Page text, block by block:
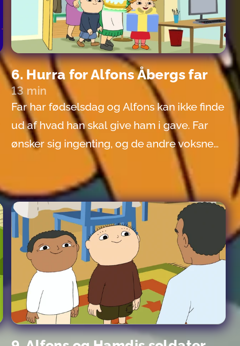
6. Hurra for Alfons Åbergs far
13 min
Far har fødselsdag og Alfons kan ikke finde
ud af hvad han skal give ham i gave. Far
ønsker sig ingenting, og de andre voksne
kan ikke hjælpe med nogen forslag. Men
Viktor og Mille hjælper Alfons med at fejre
fars fødselsdag på en både finurlig og
uforglemmelig måde.